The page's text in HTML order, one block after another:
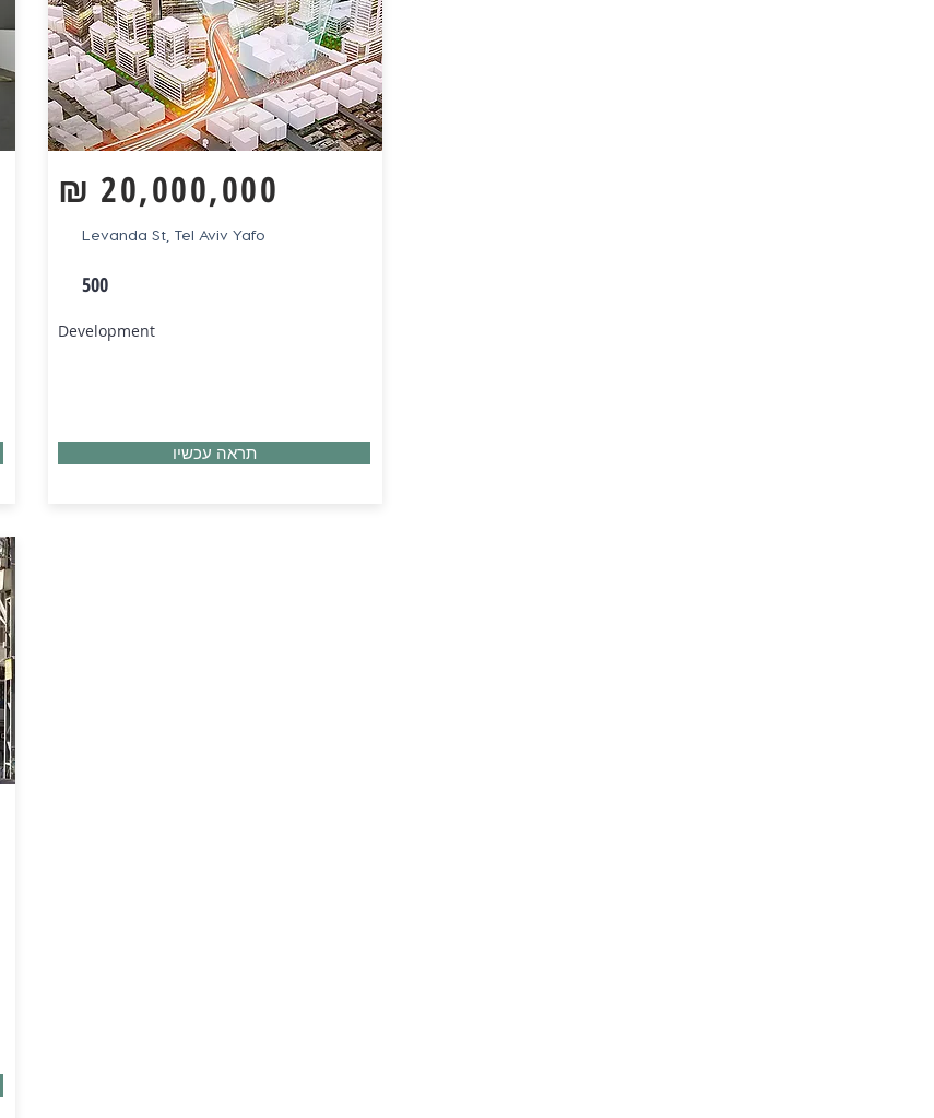
20,000,000
₪
Levanda St, Tel Aviv Yafo
500
Development
תראה עכשיו